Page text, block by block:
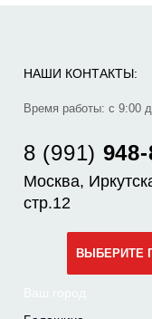
НАШИ КОНТАКТЫ:
Время работы: с 9:00
8 (991)
Москва,
стр.12
ВЫБЕРИТЕ